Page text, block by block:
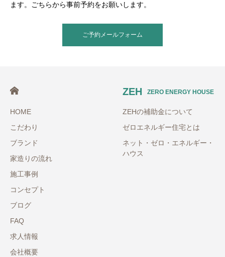
ます。ごちらから事前予約をお願いします。
ご予約メールフォーム
HOME
こだわり
ブランド
家造りの流れ
施工事例
コンセプト
ブログ
FAQ
求人情報
会社概要
ZEH ZERO ENERGY HOUSE
ZEHの補助金について
ゼロエネルギー住宅とは
ネット・ゼロ・エネルギー・
ハウス